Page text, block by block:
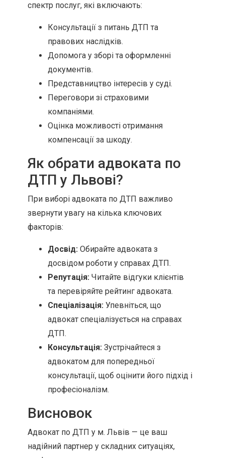
спектр послуг, які включають:
Консультації з питань ДТП та
правових наслідків.
Допомога у зборі та оформленні
документів.
Представництво інтересів у суді.
Переговори зі страховими
компаніями.
Оцінка можливості отримання
компенсації за шкоду.
Як обрати адвоката по
ДТП у Львові?
При виборі адвоката по ДТП важливо
звернути увагу на кілька ключових
факторів:
Досвід: Обирайте адвоката з
досвідом роботи у справах ДТП.
Репутація: Читайте відгуки клієнтів
та перевіряйте рейтинг адвоката.
Спеціалізація: Упевніться, що
адвокат спеціалізується на справах
ДТП.
Консультація: Зустрічайтеся з
адвокатом для попередньої
консультації, щоб оцінити його підхід і
професіоналізм.
Висновок
Адвокат по ДТП у м. Львів — це ваш
надійний партнер у складних ситуаціях,